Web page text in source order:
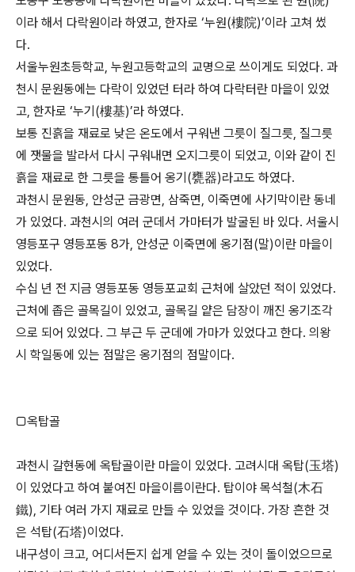
이라 해서 다락원이라 하였고, 한자로 ‘누원(樓院)’이라 고쳐 썼
다.
서울누원초등학교, 누원고등학교의 교명으로 쓰이게도 되었다. 과
천시 문원동에는 다락이 있었던 터라 하여 다락터란 마을이 있었
고, 한자로 ‘누기(樓基)’라 하였다.
보통 진흙을 재료로 낮은 온도에서 구워낸 그릇이 질그릇, 질그릇
에 잿물을 발라서 다시 구워내면 오지그릇이 되었고, 이와 같이 진
흙을 재료로 한 그릇을 통틀어 옹기(甕器)라고도 하였다.
과천시 문원동, 안성군 금광면, 삼죽면, 이죽면에 사기막이란 동네
가 있었다. 과천시의 여러 군데서 가마터가 발굴된 바 있다. 서울시
영등포구 영등포동 8가, 안성군 이죽면에 옹기점(말)이란 마을이
있었다.
수십 년 전 지금 영등포동 영등포교회 근처에 살았던 적이 있었다.
근처에 좁은 골목길이 있었고, 골목길 얕은 담장이 깨진 옹기조각
으로 되어 있었다. 그 부근 두 군데에 가마가 있었다고 한다. 의왕
시 학일동에 있는 점말은 옹기점의 점말이다.
□옥탑골
과천시 갈현동에 옥탑골이란 마을이 있었다. 고려시대 옥탑(玉塔)
이 있었다고 하여 붙여진 마을이름이란다. 탑이야 목석철(木石
鐵), 기타 여러 가지 재료로 만들 수 있었을 것이다. 가장 흔한 것
은 석탑(石塔)이었다.
내구성이 크고, 어디서든지 쉽게 얻을 수 있는 것이 돌이었으므로